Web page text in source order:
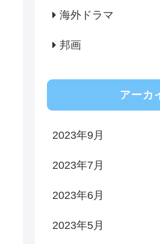
海外ドラマ
邦画
アーカ
2023年9月
2023年7月
2023年6月
2023年5月